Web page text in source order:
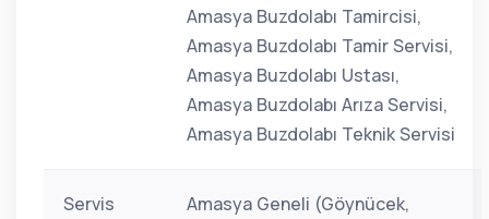
Amasya Buzdolabı Tamircisi,
Amasya Buzdolabı Tamir Servisi,
Amasya Buzdolabı Ustası,
Amasya Buzdolabı Arıza Servisi,
Amasya Buzdolabı Teknik Servisi
Servis
Amasya Geneli (Göynücek,